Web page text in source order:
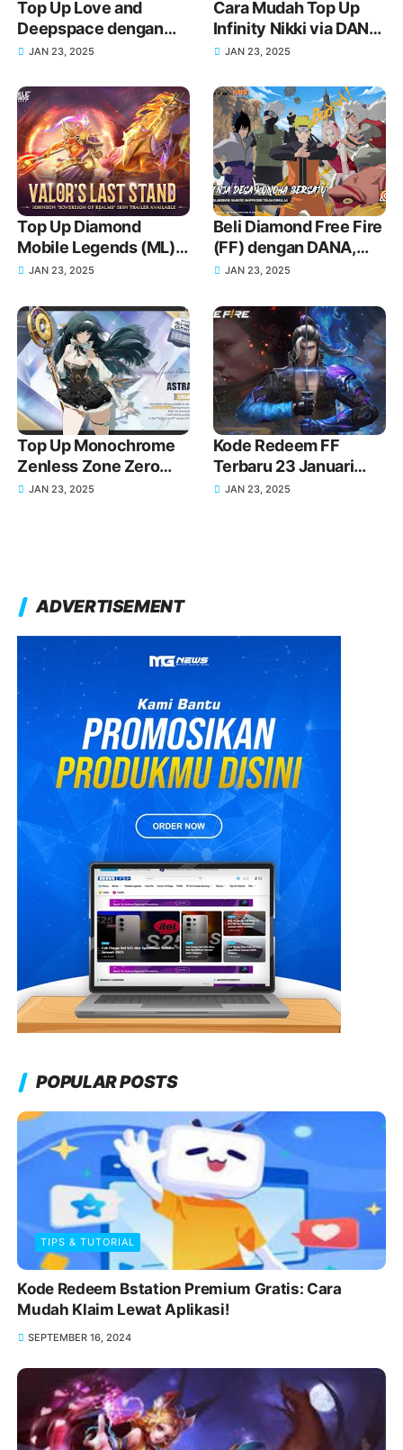
Top Up Love and
Deepspace dengan
DANA, Dapatkan Item
JAN 23, 2025
Cara Mudah Top Up
Infinity Nikki via DANA
untuk Koleksi Outfit
JAN 23, 2025
Top Up Diamond
Mobile Legends (ML)
Pakai DANA, Harga
Cepat
JAN 23, 2025
Beli Diamond Free Fire
(FF) dengan DANA,
Cepat dan Tanpa
JAN 23, 2025
Top Up Monochrome
Zenless Zone Zero
(ZZZ) via DANA untuk
JAN 23, 2025
Kode Redeem FF
Terbaru 23 Januari
2025 Hari Ini!
JAN 23, 2025
ADVERTISEMENT
POPULAR POSTS
TIPS & TUTORIAL
Kode Redeem Bstation Premium Gratis: Cara
Mudah Klaim Lewat Aplikasi!
SEPTEMBER 16, 2024